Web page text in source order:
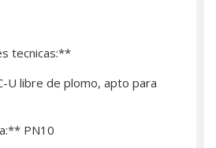
tecnicas:**
U libre de plomo, apto para
PN10